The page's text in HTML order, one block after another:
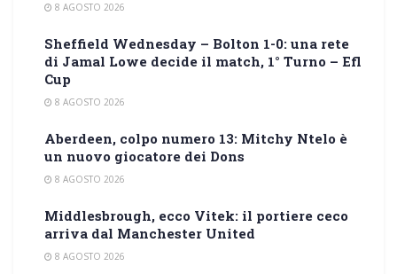
8 AGOSTO 2026
Sheffield Wednesday – Bolton 1-0: una rete
di Jamal Lowe decide il match, 1° Turno – Efl
Cup
8 AGOSTO 2026
Aberdeen, colpo numero 13: Mitchy Ntelo è
un nuovo giocatore dei Dons
8 AGOSTO 2026
Middlesbrough, ecco Vitek: il portiere ceco
arriva dal Manchester United
8 AGOSTO 2026